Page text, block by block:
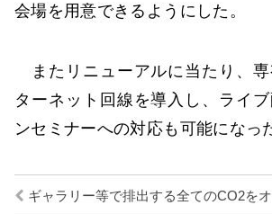
会場を用意できるようにした。
またリニューアルに当たり、
ターネット回線を導入し、ライ
ンセミナーへの対応も可能になっ
ギャラリー等で排出する全てのCO2を